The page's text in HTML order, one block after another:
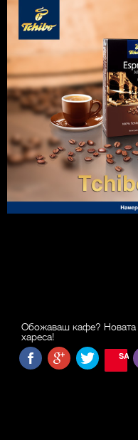
Обожаваш кафе? Новата
хареса!
SAVE